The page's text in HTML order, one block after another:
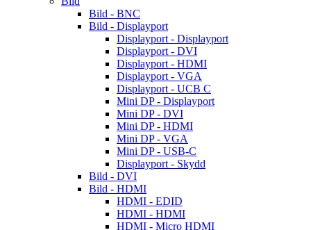
Bild - BNC
Bild - Displayport
Displayport - Displayport
Displayport - DVI
Displayport - HDMI
Displayport - VGA
Displayport - UCB C
Mini DP - Displayport
Mini DP - DVI
Mini DP - HDMI
Mini DP - VGA
Mini DP - USB-C
Displayport - Skydd
Bild - DVI
Bild - HDMI
HDMI - EDID
HDMI - HDMI
HDMI - Micro HDMI